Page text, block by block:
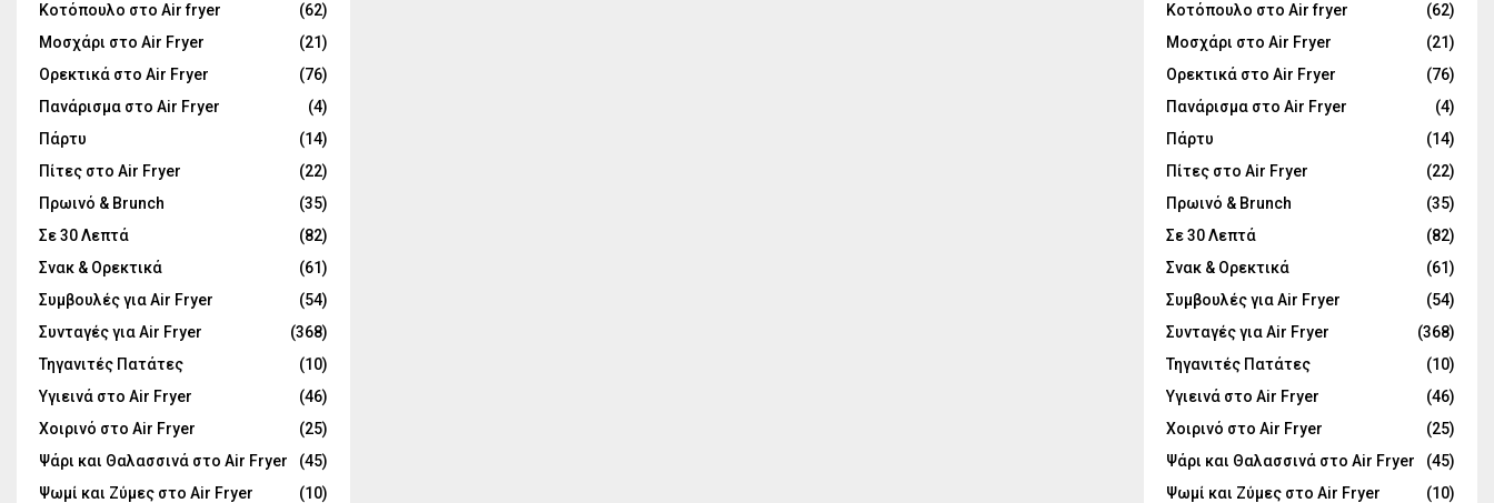
Κοτόπουλο στο Air fryer
(62)
Μοσχάρι στο Air Fryer
(21)
Ορεκτικά στο Air Fryer
(76)
Πανάρισμα στο Air Fryer
(4)
Πάρτυ
(14)
Πίτες στο Air Fryer
(22)
Πρωινό & Brunch
(35)
Σε 30 Λεπτά
(82)
Σνακ & Ορεκτικά
(61)
Συμβουλές για Air Fryer
(54)
Συνταγές για Air Fryer
(368)
Τηγανιτές Πατάτες
(10)
Υγιεινά στο Air Fryer
(46)
Χοιρινό στο Air Fryer
(25)
Ψάρι και Θαλασσινά στο Air Fryer
(45)
Ψωμί και Ζύμες στο Air Fryer
(10)
Κοτόπουλο στο Air fryer
(62)
Μοσχάρι στο Air Fryer
(21)
Ορεκτικά στο Air Fryer
(76)
Πανάρισμα στο Air Fryer
(4)
Πάρτυ
(14)
Πίτες στο Air Fryer
(22)
Πρωινό & Brunch
(35)
Σε 30 Λεπτά
(82)
Σνακ & Ορεκτικά
(61)
Συμβουλές για Air Fryer
(54)
Συνταγές για Air Fryer
(368)
Τηγανιτές Πατάτες
(10)
Υγιεινά στο Air Fryer
(46)
Χοιρινό στο Air Fryer
(25)
Ψάρι και Θαλασσινά στο Air Fryer
(45)
Ψωμί και Ζύμες στο Air Fryer
(10)